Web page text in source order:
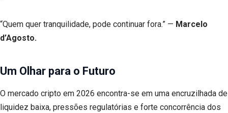
“Quem quer tranquilidade, pode continuar fora.” — Marcelo
d’Agosto.
Um Olhar para o Futuro
O mercado cripto em 2026 encontra-se em uma encruzilhada de
liquidez baixa, pressões regulatórias e forte concorrência dos